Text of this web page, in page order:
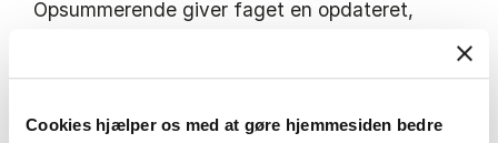
Cookies hjælper os med at gøre hjemmesiden bedre
Opsummerende giver faget en opdateret,
samt hvordan disse udfordringer og